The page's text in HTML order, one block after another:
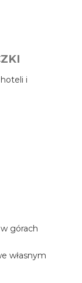
i
górach
własnym